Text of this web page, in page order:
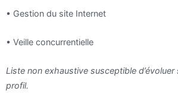
• Gestion du site Internet
• Veille concurrentielle
Liste non exhaustive susceptible d’évoluer
profil.